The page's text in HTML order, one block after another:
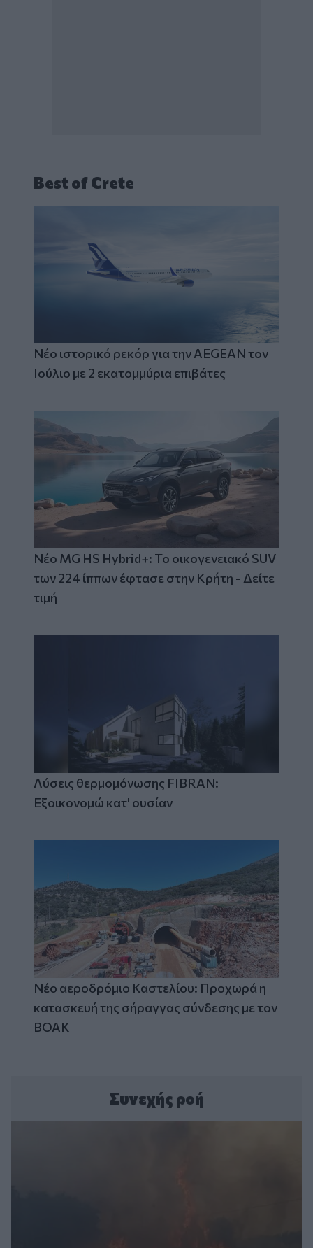
Best of Crete
Νέο ιστορικό ρεκόρ για την AEGEAN τον
Ιούλιο με 2 εκατομμύρια επιβάτες
Νέο MG HS Hybrid+: Το οικογενειακό SUV
των 224 ίππων έφτασε στην Κρήτη - Δείτε
τιμή
Λύσεις θερμομόνωσης FIBRAN:
Εξοικονομώ κατ' ουσίαν
Νέο αεροδρόμιο Καστελίου: Προχωρά η
κατασκευή της σήραγγας σύνδεσης με τον
ΒΟΑΚ
Συνεχής ροή